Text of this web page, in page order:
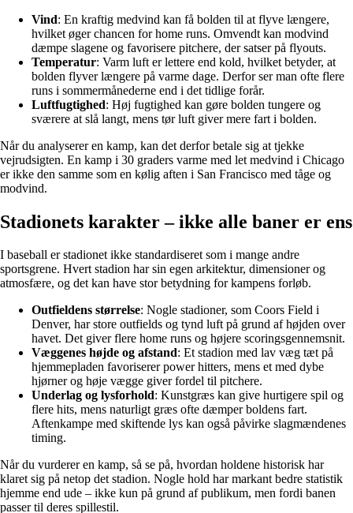
Vind: En kraftig medvind kan få bolden til at flyve længere,
hvilket øger chancen for home runs. Omvendt kan modvind
dæmpe slagene og favorisere pitchere, der satser på flyouts.
Temperatur: Varm luft er lettere end kold, hvilket betyder, at
bolden flyver længere på varme dage. Derfor ser man ofte flere
runs i sommermånederne end i det tidlige forår.
Luftfugtighed: Høj fugtighed kan gøre bolden tungere og
sværere at slå langt, mens tør luft giver mere fart i bolden.
Når du analyserer en kamp, kan det derfor betale sig at tjekke
vejrudsigten. En kamp i 30 graders varme med let medvind i Chicago
er ikke den samme som en kølig aften i San Francisco med tåge og
modvind.
Stadionets karakter – ikke alle baner er ens
I baseball er stadionet ikke standardiseret som i mange andre
sportsgrene. Hvert stadion har sin egen arkitektur, dimensioner og
atmosfære, og det kan have stor betydning for kampens forløb.
Outfieldens størrelse: Nogle stadioner, som Coors Field i
Denver, har store outfields og tynd luft på grund af højden over
havet. Det giver flere home runs og højere scoringsgennemsnit.
Væggenes højde og afstand: Et stadion med lav væg tæt på
hjemmepladen favoriserer power hitters, mens et med dybe
hjørner og høje vægge giver fordel til pitchere.
Underlag og lysforhold: Kunstgræs kan give hurtigere spil og
flere hits, mens naturligt græs ofte dæmper boldens fart.
Aftenkampe med skiftende lys kan også påvirke slagmændenes
timing.
Når du vurderer en kamp, så se på, hvordan holdene historisk har
klaret sig på netop det stadion. Nogle hold har markant bedre statistik
hjemme end ude – ikke kun på grund af publikum, men fordi banen
passer til deres spillestil.